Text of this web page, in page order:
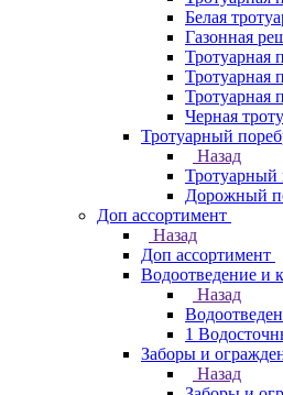
Белая
Газонная
Тротуарная
Тротуарная
Тротуарная
Черная
Тротуарный
Назад
Тротуарный
Дорожный
Доп ассортимент
Назад
Доп ассортимент
Водоотведение и
Назад
1
Заборы и
Назад